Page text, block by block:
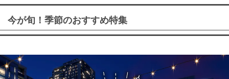
今が旬！季節のおすすめ特集